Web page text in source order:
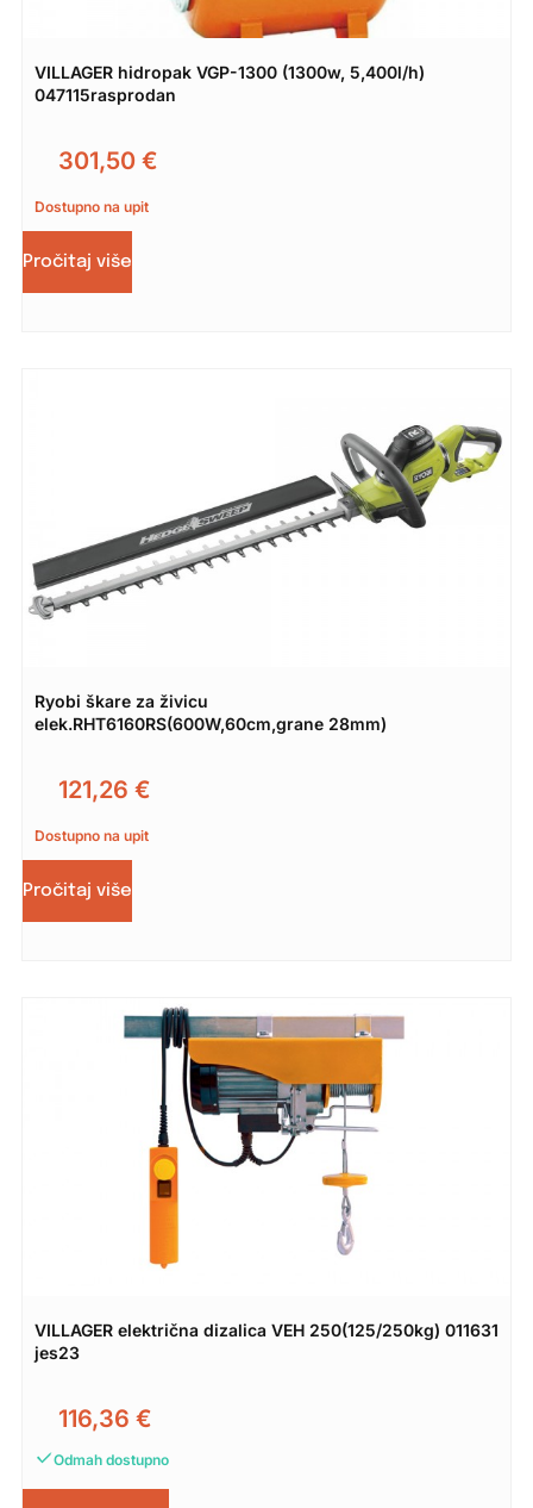
VILLAGER hidropak VGP-1300 (1300w, 5,400l/h)
047115rasprodan
301,50 €
Dostupno na upit
Pročitaj više
Ryobi škare za živicu
elek.RHT6160RS(600W,60cm,grane 28mm)
121,26 €
Dostupno na upit
Pročitaj više
VILLAGER električna dizalica VEH 250(125/250kg) 011631
jes23
116,36 €
Odmah dostupno